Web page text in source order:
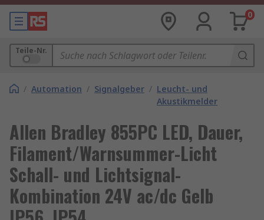
0
Teile-Nr.
/ Automation / Signalgeber / Leucht- und
Akustikmelder
Allen Bradley 855PC LED, Dauer,
Filament/Warnsummer-Licht
Schall- und Lichtsignal-
Kombination 24V ac/dc Gelb